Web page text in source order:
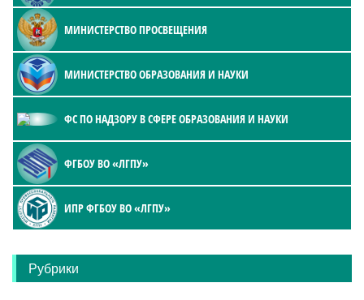
МИНИСТЕРСТВО ПРОСВЕЩЕНИЯ
МИНИСТЕРСТВО ОБРАЗОВАНИЯ И НАУКИ
ФС ПО НАДЗОРУ В СФЕРЕ ОБРАЗОВАНИЯ И НАУКИ
ФГБОУ ВО «ЛГПУ»
ИПР ФГБОУ ВО «ЛГПУ»
Рубрики